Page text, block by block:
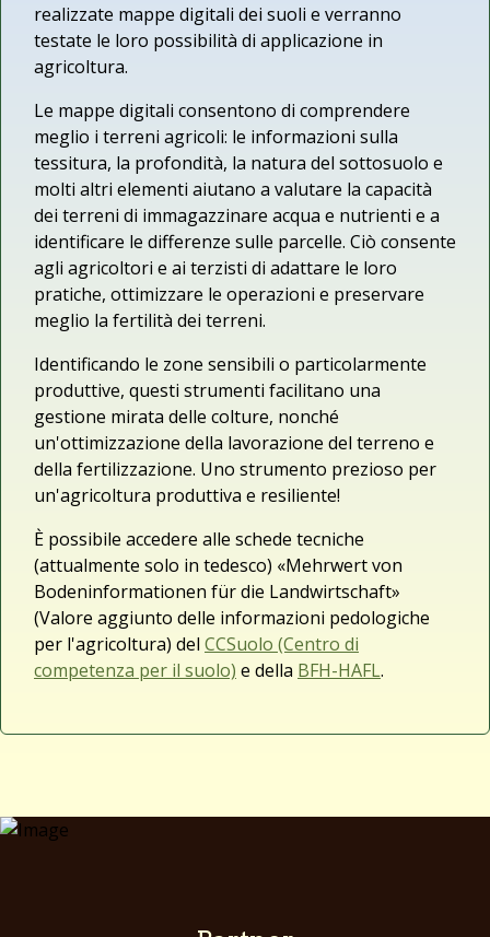
realizzate mappe digitali dei suoli e verranno
testate le loro possibilità di applicazione in
agricoltura.
Le mappe digitali consentono di comprendere
meglio i terreni agricoli: le informazioni sulla
tessitura, la profondità, la natura del sottosuolo e
molti altri elementi aiutano a valutare la capacità
dei terreni di immagazzinare acqua e nutrienti e a
identificare le differenze sulle parcelle. Ciò consente
agli agricoltori e ai terzisti di adattare le loro
pratiche, ottimizzare le operazioni e preservare
meglio la fertilità dei terreni.
Identificando le zone sensibili o particolarmente
produttive, questi strumenti facilitano una
gestione mirata delle colture, nonché
un'ottimizzazione della lavorazione del terreno e
della fertilizzazione. Uno strumento prezioso per
un'agricoltura produttiva e resiliente!
È possibile accedere alle schede tecniche
(attualmente solo in tedesco) «Mehrwert von
Bodeninformationen für die Landwirtschaft»
(Valore aggiunto delle informazioni pedologiche
per l'agricoltura) del CCSuolo (Centro di
competenza per il suolo) e della BFH-HAFL.